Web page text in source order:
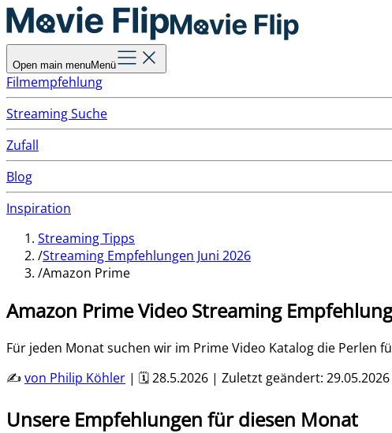
Open main menuMenü
Filmempfehlung
Streaming Suche
Zufall
Blog
Inspiration
Streaming Tipps
/Streaming Empfehlungen Juni 2026
/Amazon Prime
Amazon Prime Video Streaming
Für jeden Monat suchen wir im Prime Video Katalog die Perlen
✍️ von Philip Köhler | 🗓️28.5.2026 | Zuletzt geändert: 29.05.2026
Unsere Empfehlungen für diesen Monat